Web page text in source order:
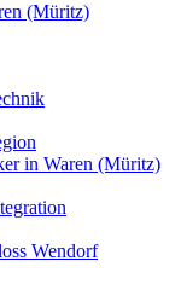
(Müritz)
in Waren (Müritz)
Wendorf